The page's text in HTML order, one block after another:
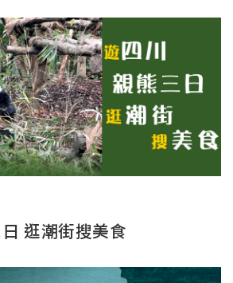
逛潮街搜美食